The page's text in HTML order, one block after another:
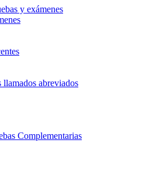
y exámenes
abreviados
Complementarias